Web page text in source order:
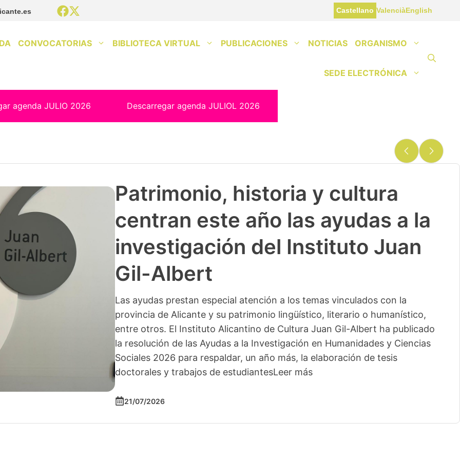
Castellano ValenciàEnglish
CONVOCATORIAS BIBLIOTECA VIRTUAL PUBLICACIONES NOTICIAS ORGANISMO
SEDE ELECTRÓNICA
agenda JULIO 2026 Descarregar agenda JULIOL 2026
Patrimonio, historia y cultura
centran este año las ayudas a la
investigación del Instituto Juan
Gil-Albert
Las ayudas prestan especial atención a los temas vinculados con la
provincia de Alicante y su patrimonio lingüístico, literario o humanístico,
entre otros. El Instituto Alicantino de Cultura Juan Gil-Albert ha publicado
la resolución de las Ayudas a la Investigación en Humanidades y Ciencias
Sociales 2026 para respaldar, un año más, la elaboración de tesis
doctorales y trabajos de estudiantesLeer más
21/07/2026